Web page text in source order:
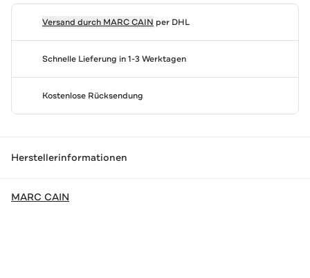
Versand durch MARC CAIN per DHL
Schnelle Lieferung in 1-3 Werktagen
Kostenlose Rücksendung
Herstellerinformationen
MARC CAIN